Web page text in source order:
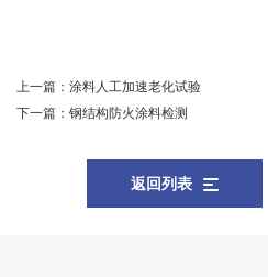
上一篇： 涂料人工加速老化试验
下一篇： 钢结构防火涂料检测
返回列表